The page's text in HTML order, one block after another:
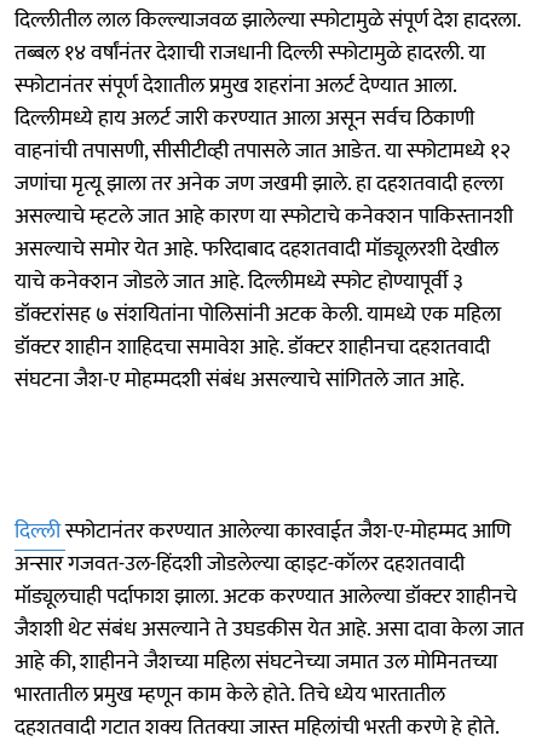
दिल्लीतील लाल किल्ल्याजवळ झालेल्या स्फोटामुळे संपूर्ण देश हादरला.
तब्बल १४ वर्षांनंतर देशाची राजधानी दिल्ली स्फोटामुळे हादरली. या
स्फोटानंतर संपूर्ण देशातील प्रमुख शहरांना अलर्ट देण्यात आला.
दिल्लीमध्ये हाय अलर्ट जारी करण्यात आला असून सर्वच ठिकाणी
वाहनांची तपासणी, सीसीटीव्ही तपासले जात आङेत. या स्फोटामध्ये १२
जणांचा मृत्यू झाला तर अनेक जण जखमी झाले. हा दहशतवादी हल्ला
असल्याचे म्हटले जात आहे कारण या स्फोटाचे कनेक्शन पाकिस्तानशी
असल्याचे समोर येत आहे. फरिदाबाद दहशतवादी मॉड्यूलरशी देखील
याचे कनेक्शन जोडले जात आहे. दिल्लीमध्ये स्फोट होण्यापूर्वी ३
डॉक्टरांसह ७ संशयितांना पोलिसांनी अटक केली. यामध्ये एक महिला
डॉक्टर शाहीन शाहिदचा समावेश आहे. डॉक्टर शाहीनचा दहशतवादी
संघटना जैश-ए मोहम्मदशी संबंध असल्याचे सांगितले जात आहे.
दिल्लीस्फोटानंतर करण्यात आलेल्या कारवाईत जैश-ए-मोहम्मद आणि
अन्सार गजवत-उल-हिंदशी जोडलेल्या व्हाइट-कॉलर दहशतवादी
मॉड्यूलचाही पर्दाफाश झाला. अटक करण्यात आलेल्या डॉक्टर शाहीनचे
जैशशी थेट संबंध असल्याने ते उघडकीस येत आहे. असा दावा केला जात
आहे की, शाहीनने जैशच्या महिला संघटनेच्या जमात उल मोमिनतच्या
भारतातील प्रमुख म्हणून काम केले होते. तिचे ध्येय भारतातील
दहशतवादी गटात शक्य तितक्या जास्त महिलांची भरती करणे हे होते.